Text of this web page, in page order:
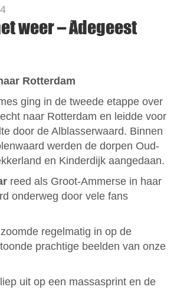
weer – Adegeest
Rotterdam
ging in de tweede etappe over
naar Rotterdam en leidde voor
door de Alblasserwaard. Binnen
werden de dorpen Oud-
en Kinderdijk aangedaan.
reed als Groot-Ammerse in haar
onderweg door vele fans
regelmatig in op de
prachtige beelden van onze
uit op een massasprint en de